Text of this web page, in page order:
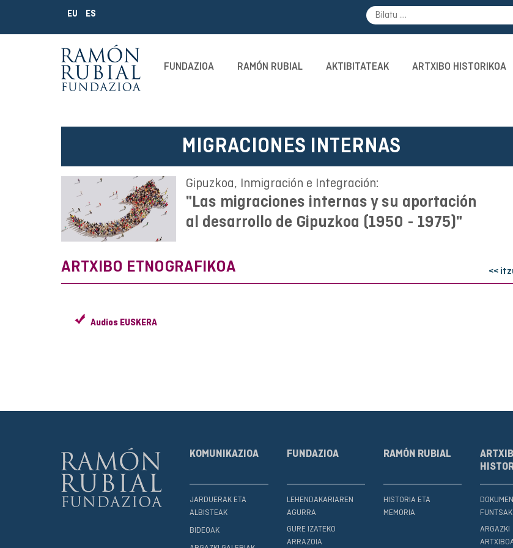
EU ES
FUNDAZIOA RAMÓN RUBIAL AKTIBITATEAK ARTXIBO HISTORIKOA
MIGRACIONES INTERNAS
Gipuzkoa, Inmigración e Integración:
"Las migraciones internas y su aportación
al desarrollo de Gipuzkoa (1950 - 1975)"
ARTXIBO ETNOGRAFIKOA <<
Audios EUSKERA
KOMUNIKAZIOA
JARDUERAK ETA
ALBISTEAK
BIDEOAK
FUNDAZIOA
LEHENDAKARIAREN
AGURRA
GURE IZATEKO
ARRAZOIA
RAMÓN RUBIAL
HISTORIA ETA
MEMORIA
FUNTSAK
ARGAZKI